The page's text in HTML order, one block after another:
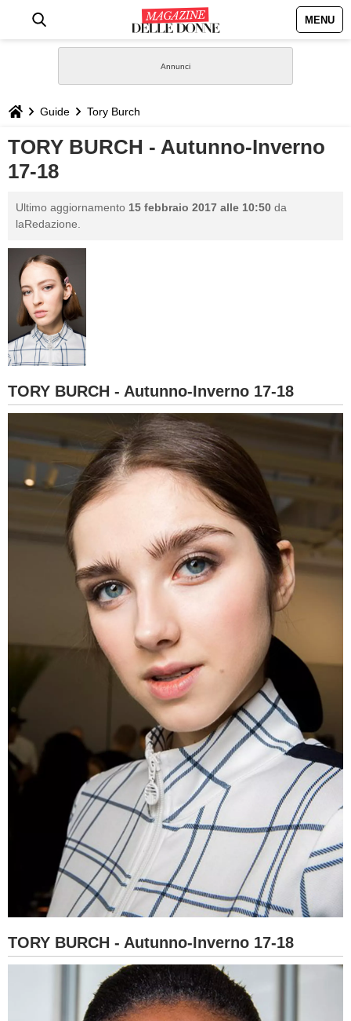
MENU
STILE
BIOGRAFIE
DEFINIZIONI
GASTRONOMIA
CAPELLI
SESSO
GUIDE
Guide Tory Burch
TORY BURCH - Autunno-Inverno
17-18
Ultimo aggiornamento 15 febbraio 2017 alle 10:50 da
laRedazione.
TORY BURCH - Autunno-Inverno 17-18
TORY BURCH - Autunno-Inverno 17-18